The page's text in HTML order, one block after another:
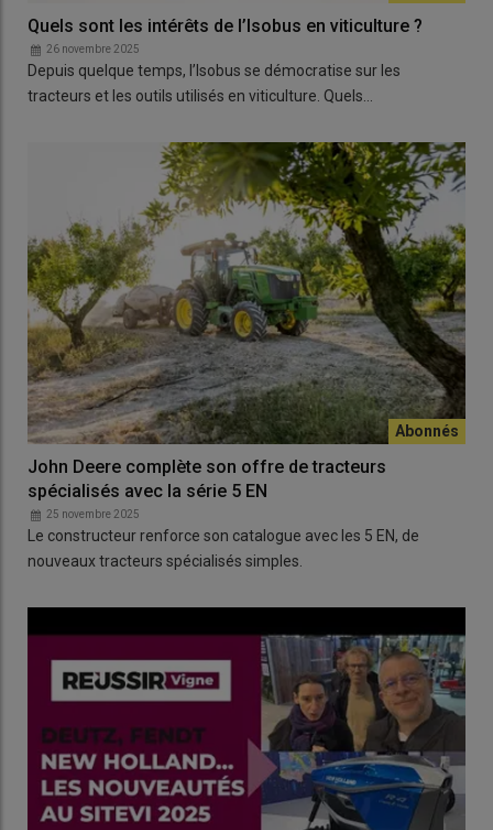
Quels sont les intérêts de l’Isobus en viticulture ?
26 novembre 2025
Depuis quelque temps, l’Isobus se démocratise sur les
tracteurs et les outils utilisés en viticulture. Quels…
John Deere complète son offre de tracteurs
spécialisés avec la série 5 EN
25 novembre 2025
Le constructeur renforce son catalogue avec les 5 EN, de
nouveaux tracteurs spécialisés simples.